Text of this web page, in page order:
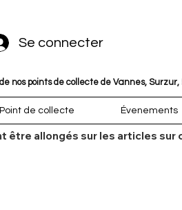
Se connecter
nos points de collecte de Vannes,
Point de collecte Évenements
allongés sur les articles